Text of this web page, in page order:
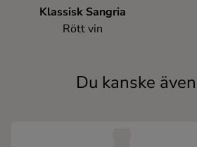
Klassisk Sangria
Rött vin
Du kanske